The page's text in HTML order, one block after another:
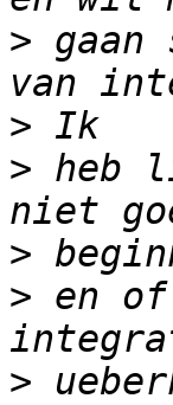
> gaan
>
> heb
>
> en of
>